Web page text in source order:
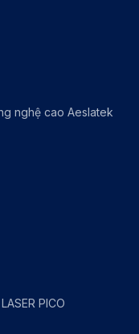
nghệ cao Aeslatek
PICO